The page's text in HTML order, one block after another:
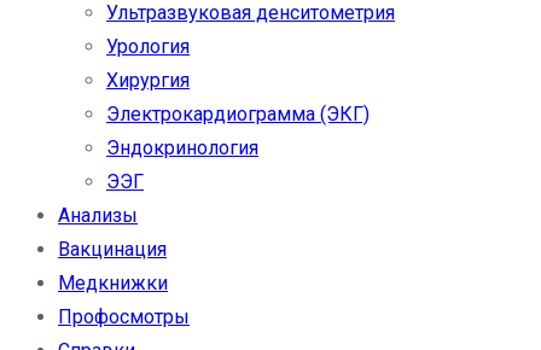
Ультразвуковая денситометрия
Урология
Хирургия
Электрокардиограмма (ЭКГ)
Эндокринология
ЭЭГ
Анализы
Вакцинация
Медкнижки
Профосмотры